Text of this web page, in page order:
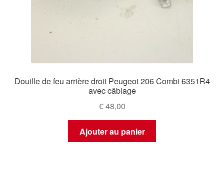
Douille de feu arrière droit Peugeot 206 Combi 6351R4
avec câblage
€48,00
Ajouter au panier